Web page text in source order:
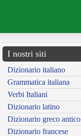
I nostri siti
Dizionario italiano
Grammatica italiana
Verbi Italiani
Dizionario latino
Dizionario greco antico
Dizionario francese